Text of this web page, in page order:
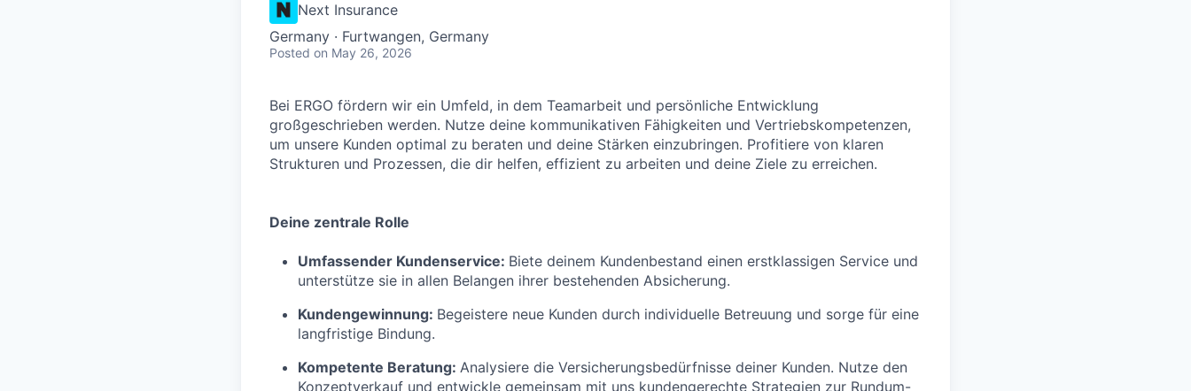
Next Insurance
Germany · Furtwangen, Germany
Posted on May 26, 2026
Bei ERGO fördern wir ein Umfeld, in dem Teamarbeit und persönliche Entwicklung
großgeschrieben werden. Nutze deine kommunikativen Fähigkeiten und Vertriebskompetenzen,
um unsere Kunden optimal zu beraten und deine Stärken einzubringen. Profitiere von klaren
Strukturen und Prozessen, die dir helfen, effizient zu arbeiten und deine Ziele zu erreichen.
Deine zentrale Rolle
Umfassender Kundenservice: Biete deinem Kundenbestand einen erstklassigen Service und
unterstütze sie in allen Belangen ihrer bestehenden Absicherung.
Kundengewinnung: Begeistere neue Kunden durch individuelle Betreuung und sorge für eine
langfristige Bindung.
Kompetente Beratung: Analysiere die Versicherungsbedürfnisse deiner Kunden. Nutze den
Konzeptverkauf und entwickle gemeinsam mit uns kundengerechte Strategien zur Rundum-